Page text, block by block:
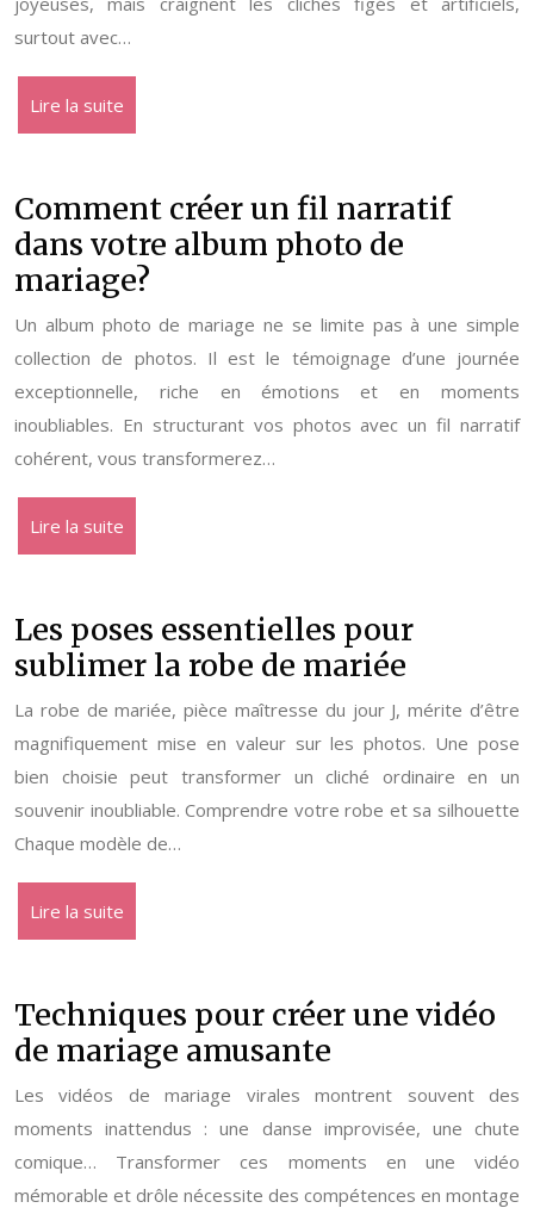
surtout avec…
Lire la suite
Comment créer un fil narratif
dans votre album photo de
mariage?
Un album photo de mariage ne se limite pas à une simple
collection de photos. Il est le témoignage d’une journée
exceptionnelle, riche en émotions et en moments
inoubliables. En structurant vos photos avec un fil narratif
cohérent, vous transformerez…
Lire la suite
Les poses essentielles pour
sublimer la robe de mariée
La robe de mariée, pièce maîtresse du jour J, mérite d’être
magnifiquement mise en valeur sur les photos. Une pose
bien choisie peut transformer un cliché ordinaire en un
souvenir inoubliable. Comprendre votre robe et sa silhouette
Chaque modèle de…
Lire la suite
Techniques pour créer une vidéo
de mariage amusante
Les vidéos de mariage virales montrent souvent des
moments inattendus : une danse improvisée, une chute
comique… Transformer ces moments en une vidéo
mémorable et drôle nécessite des compétences en montage